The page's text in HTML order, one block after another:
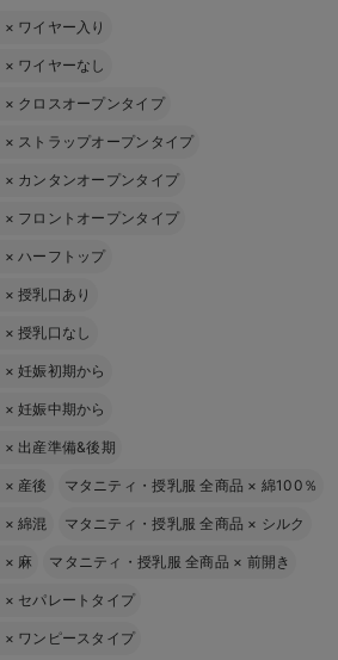
× ワイヤー入り
× ワイヤーなし
× クロスオープンタイプ
× ストラップオープンタイプ
× カンタンオープンタイプ
× フロントオープンタイプ
×ハーフトップ
×授乳口あり
×授乳口なし
×妊娠初期から
×妊娠中期から
× 出産準備&後期
× 産後 マタニティ・授乳服 全商品 × 綿100％
×綿混 マタニティ・授乳服 全商品 × シルク
× 麻 マタニティ・授乳服 全商品 × 前開き
× セパレートタイプ
× ワンピースタイプ